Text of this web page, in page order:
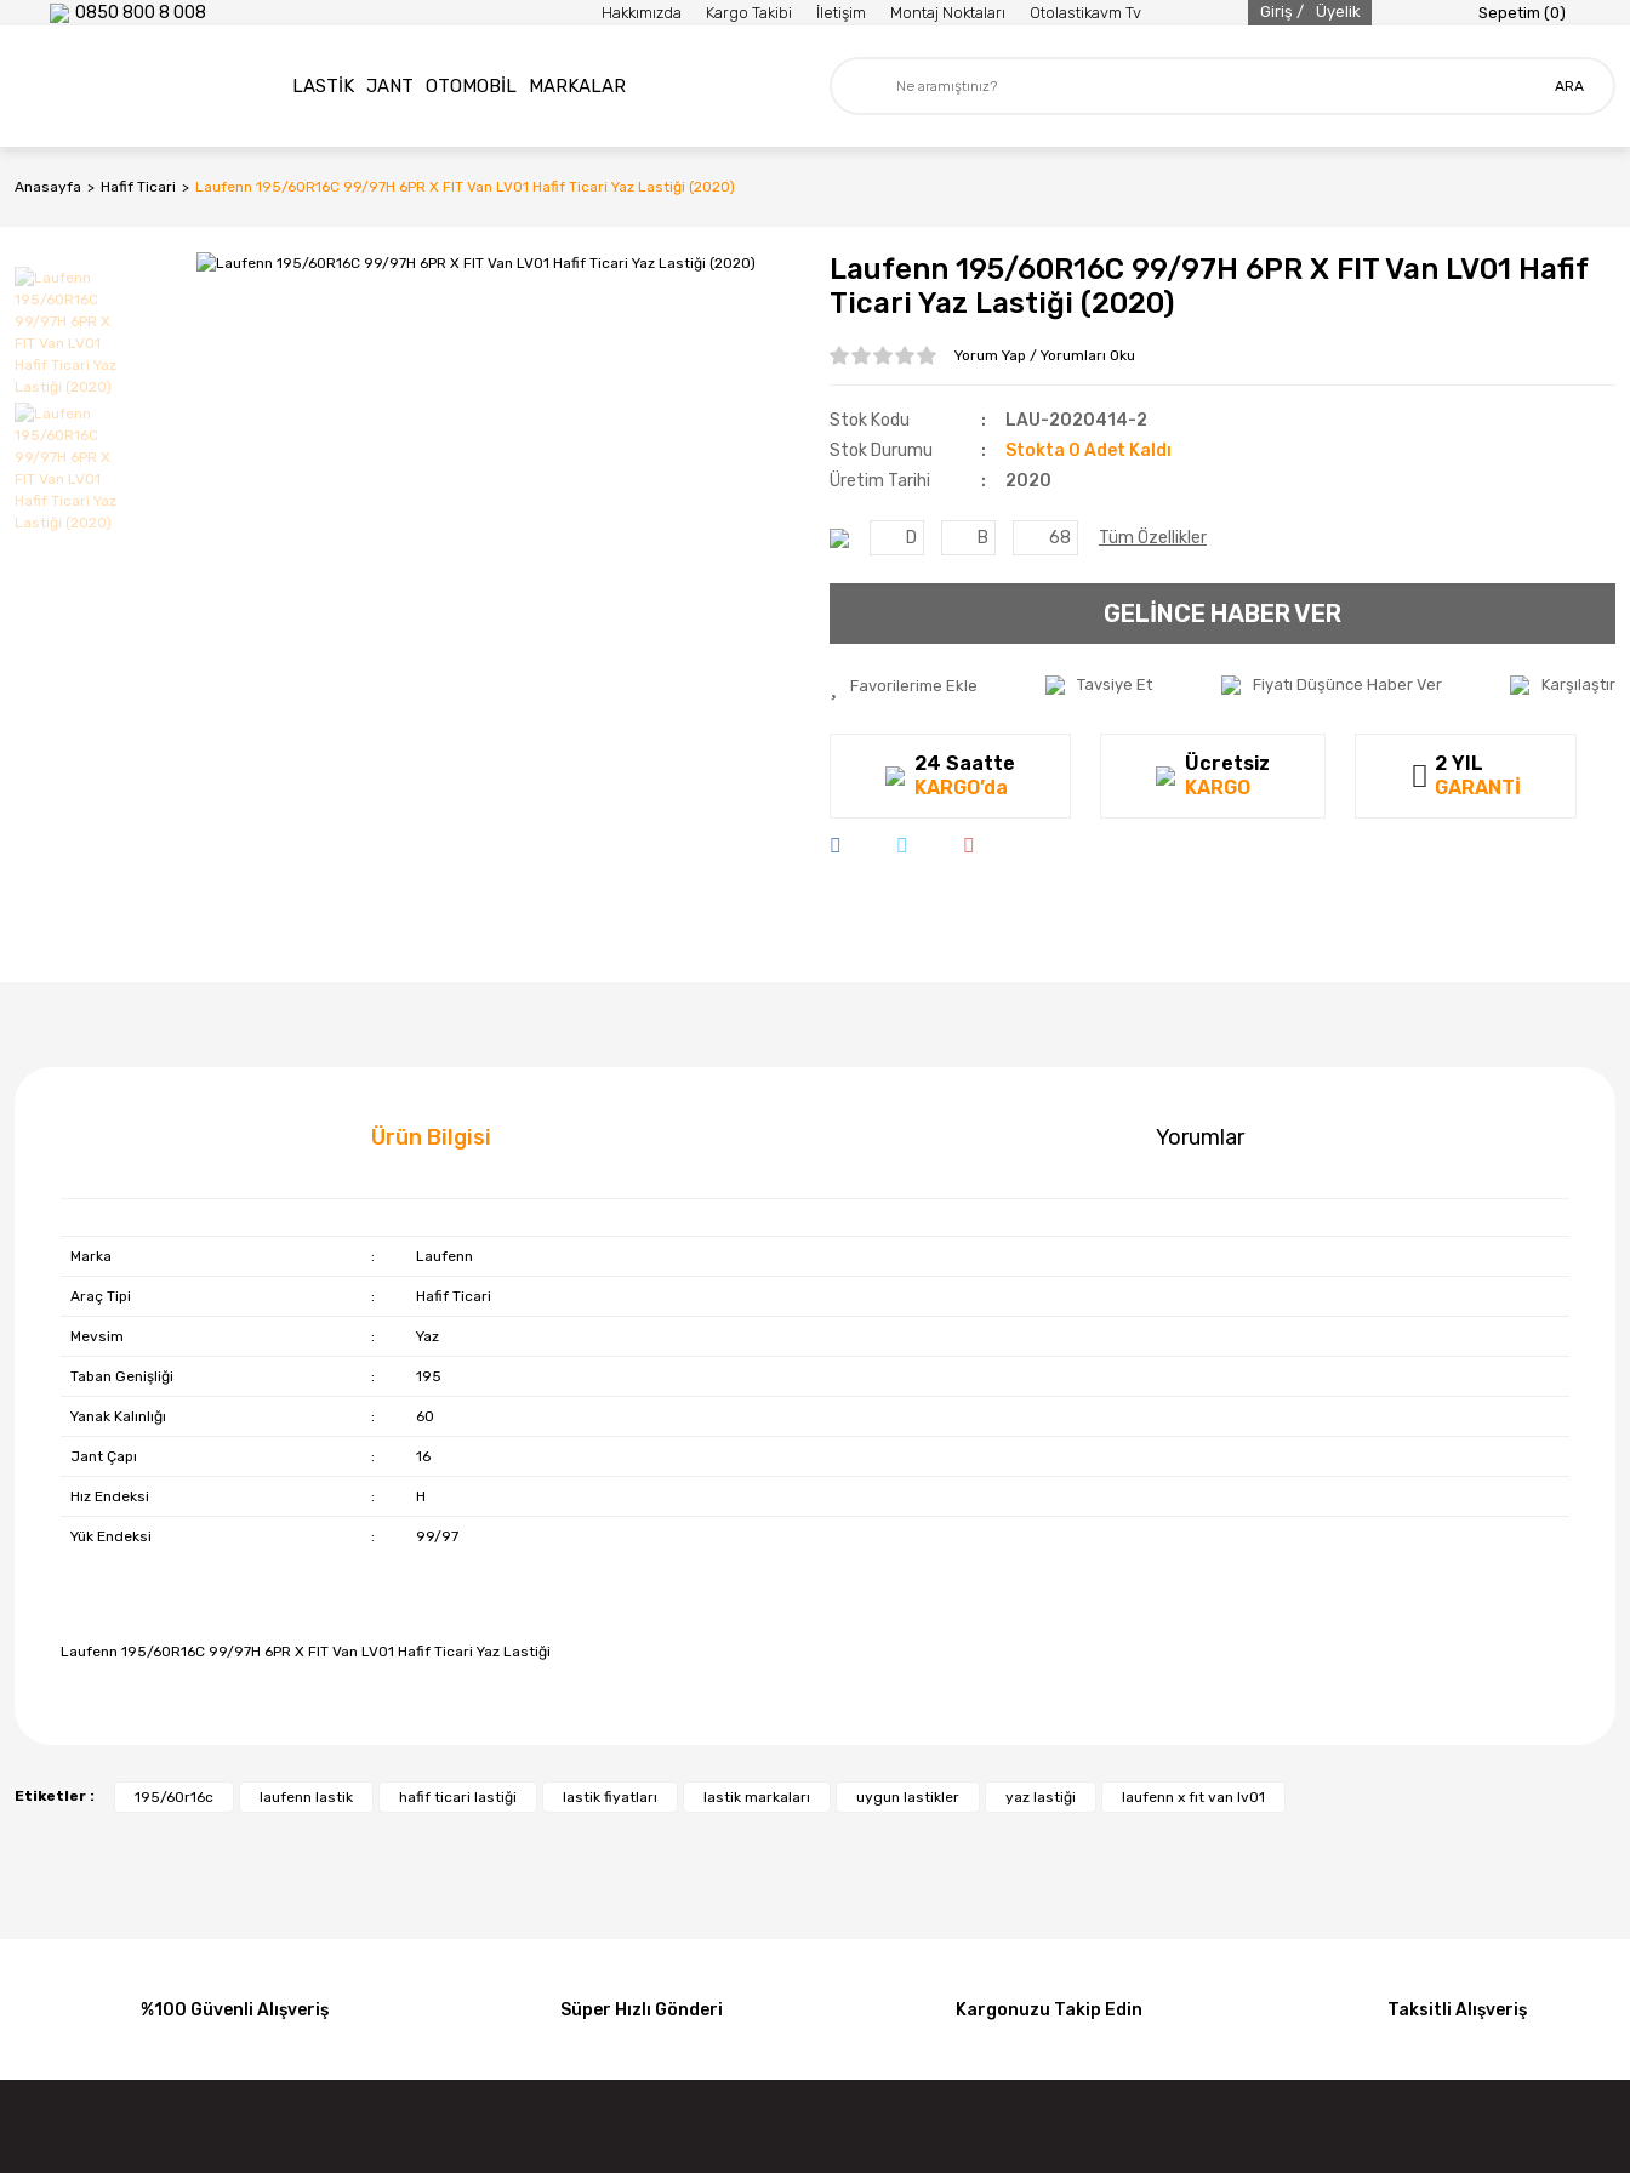
0850 800 8 008 Hakkımızda Kargo Takibi İletişim Montaj Noktaları Otolastikavm Tv Giriş / Üyelik Sepetim (0)
LASTIK JANT OTOMOBIL MARKALAR ARA
Anasayfa Hafif Ticari Laufenn 195/60R16C 99/97H 6PR X FIT Van LV01 Hafif Ticari Yaz Lastiği (2020)
Laufenn 195/60R16C 99/97H 6PR X FIT Van LV01 Hafif
Ticari Yaz Lastiği (2020)
Yorum Yap / Yorumları Oku
Stok Kodu
LAU-2020414-2
Stok Durumu
Stokta 0 Adet Kaldı
Üretim Tarihi
2020
D B 68 Tüm Özellikler
GELİNCE HABER VER
Tavsiye Et Fiyatı Düşünce Haber Ver Karşılaştır
24 Saatte
KARGO’da
Ücretsiz
KARGO
2 YIL
GARANTİ
Ürün Bilgisi Yorumlar
Marka : Laufenn
Araç Tipi : Hafif Ticari
Mevsim : Yaz
Taban Genişliği : 195
Yanak Kalınlığı : 60
Jant Çapı : 16
Hız Endeksi : H
Yük Endeksi : 99/97
Laufenn 195/60R16C 99/97H 6PR X FIT Van LV01 Hafif Ticari Yaz Lastiği
Etiketler : 195/60r16c laufenn lastik hafif ticari lastiği lastik fiyatları lastik markaları uygun lastikler yaz lastiği laufenn x fıt van lv01
%100 Güvenli Alışveriş Süper Hızlı Gönderi Kargonuzu Takip Edin Taksitli Alışveriş